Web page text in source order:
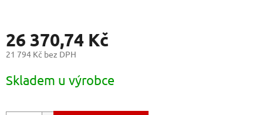
26 370,74 Kč
21 794 Kč bez DPH
cena:
Skladem u výrobce